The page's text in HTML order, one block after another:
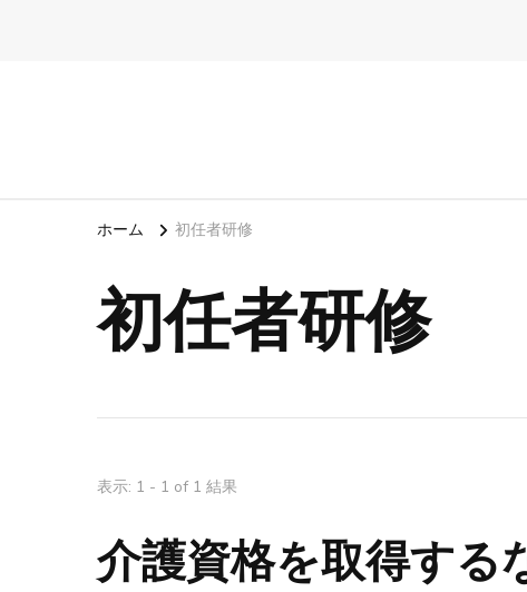
ホーム 初任者研修
初任者研修
表示: 1 - 1 of 1 結果
介護資格を取得する